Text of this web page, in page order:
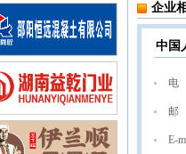
企业
中国
电
邮
E-